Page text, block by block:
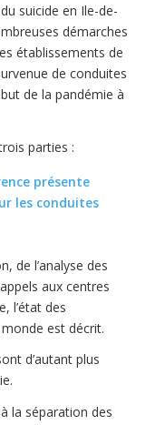
suicide en Ile-de-
démarches
établissements de
de conduites
de la pandémie à
parties :
présente
les conduites
de l’analyse des
aux centres
l’état des
est décrit.
d’autant plus
la séparation des